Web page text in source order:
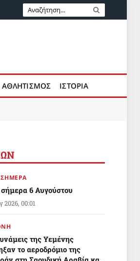
ΑΘΛΗΤΙΣΜΟΣ ΙΣΤΟΡΙΑ
6 Αυγούστου
2026, 00:01
της Υεμένης
το αεροδρόμιο της